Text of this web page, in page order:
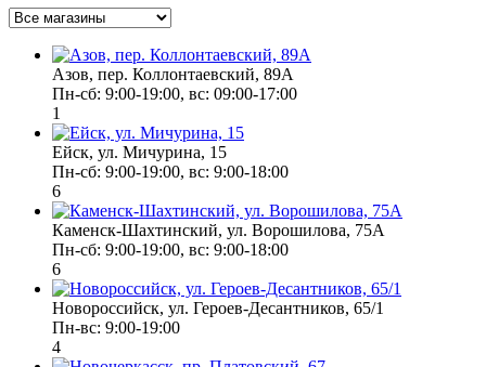
Азов, пер. Коллонтаевский, 89А
Пн-сб: 9:00-19:00, вс: 09:00-17:00
1
Ейск, ул. Мичурина, 15
Пн-cб: 9:00-19:00, вс: 9:00-18:00
6
Каменск-Шахтинский, ул. Ворошилова, 75А
Пн-сб: 9:00-19:00, вс: 9:00-18:00
6
Новороссийск, ул. Героев-Десантников, 65/1
Пн-вс: 9:00-19:00
4